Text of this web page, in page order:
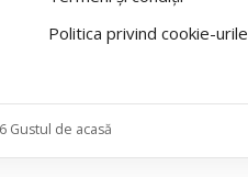
Politica privind cookie-urile
Gustul de acasă